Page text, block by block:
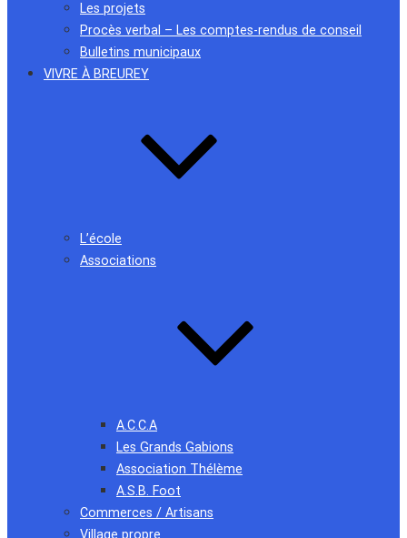
Les projets
Procès verbal – Les comptes-rendus de conseil
Bulletins municipaux
VIVRE À BREUREY
L’école
Associations
A.C.C.A
Les Grands Gabions
Association Thélème
A.S.B. Foot
Commerces / Artisans
Village propre